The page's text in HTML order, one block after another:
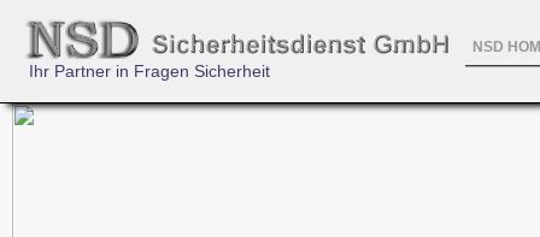
Ihr Partner in Fragen Sicherheit
NSD